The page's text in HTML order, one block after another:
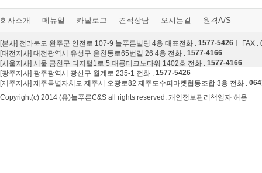
회사소개 메뉴얼 카탈로그 견적상담 오시는길 원격A/S
[본사] 전라북도 완주군 안전로 107-9 늘푸른빌딩 4층 대표전화 : 1577-5426 ㅣ FAX
[대전지사] 대전광역시 유성구 온천동로65번길 26 4층 전화 : 1577-4166
[서울지사] 서울 금천구 디지털1로 5 대룡테크노타워 1402호 전화 : 1577-4166
[광주지사] 광주광역시 광산구 월계로 235-1 전화 : 1577-5426
[제주지사] 제주특별자치도 제주시 오광로82 제주도수퍼마켓협동조합 3층 전화 :
Copyright(c) 2014 (유)늘푸른C&S all rights reserved. 개인정보관리책임자 허용